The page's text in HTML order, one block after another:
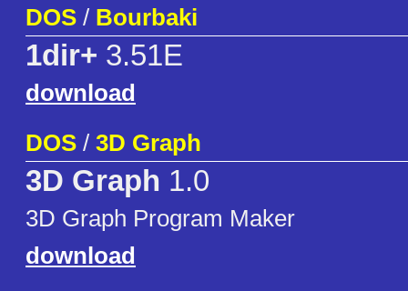
DOS / Bourbaki
1dir+ 3.51E
download
DOS / 3D Graph
3D Graph 1.0
3D Graph Program Maker
download